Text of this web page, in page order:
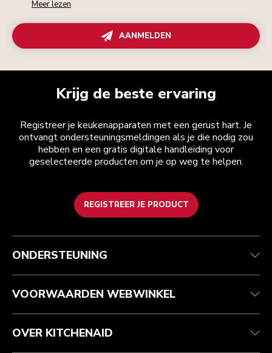
Meer lezen
AANMELDEN
Krijg de beste ervaring
Registreer je keukenapparaten met een gerust hart. Je
ontvangt ondersteuningsmeldingen als je die nodig zou
hebben en een gratis digitale handleiding voor
geselecteerde producten om je op weg te helpen.
REGISTREER JE PRODUCT
Health check
Je bestelling volgen
Garantie en documenten
Recupel
Algemene voorwaarden
Retournering en terugbetaling
Imprint
ODR
Het merk
Zoek een winkel
ONDERSTEUNING
VOORWAARDEN WEBWINKEL
OVER KITCHENAID